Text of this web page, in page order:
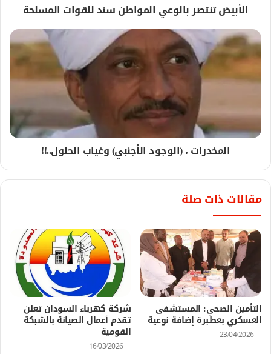
الأبيض تنتصر بالوعي المواطن سند للقوات المسلحة
المخدرات ، (الوجود الأجنبي) وغياب الحلول..!!
مقالات ذات صلة
التأمين الصحي: المستشفى
العسكري بعطبرة إضافة نوعية
23/04/2026
شركة كهرباء السودان تعلن
تقدم أعمال الصيانة بالشبكة
القومية
16/03/2026